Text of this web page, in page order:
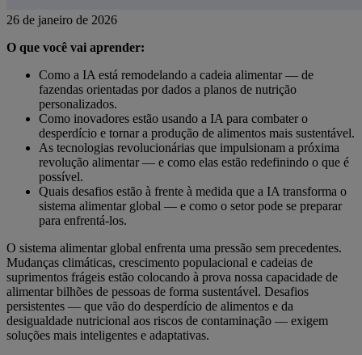
26 de janeiro de 2026
O que você vai aprender:
Como a IA está remodelando a cadeia alimentar — de
fazendas orientadas por dados a planos de nutrição
personalizados.
Como inovadores estão usando a IA para combater o
desperdício e tornar a produção de alimentos mais sustentável.
As tecnologias revolucionárias que impulsionam a próxima
revolução alimentar — e como elas estão redefinindo o que é
possível.
Quais desafios estão à frente à medida que a IA transforma o
sistema alimentar global — e como o setor pode se preparar
para enfrentá-los.
O sistema alimentar global enfrenta uma pressão sem precedentes.
Mudanças climáticas, crescimento populacional e cadeias de
suprimentos frágeis estão colocando à prova nossa capacidade de
alimentar bilhões de pessoas de forma sustentável. Desafios
persistentes — que vão do desperdício de alimentos e da
desigualdade nutricional aos riscos de contaminação — exigem
soluções mais inteligentes e adaptativas.